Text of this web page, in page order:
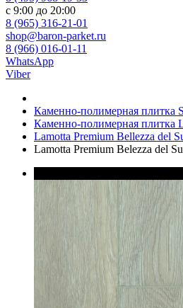
с 9:00 до 20:00
8 (965) 316-21-01
shop@baron-parket.ru
8 (966) 016-01-11
WhatsApp
Viber
Каменно-полимерная плитка
Каменно-полимерная плитка
Lamotta Premium Bellezza del
Lamotta Premium Belezza del